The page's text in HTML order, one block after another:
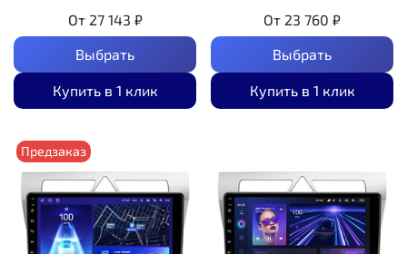
От 27 143 ₽
Выбрать
Купить в 1 клик
От 23 760 ₽
Выбрать
Купить в 1 клик
Предзаказ